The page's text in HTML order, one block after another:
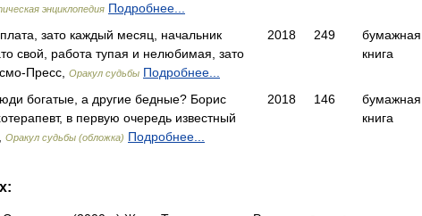
энциклопедия Подробнее...
зато каждый месяц, начальник
свой, работа тупая и нелюбимая, зато
Пресс,
Оракул судьбы Подробнее...
2018 249
бумажная
книга
богатые, а другие бедные? Борис
в первую очередь известный
Оракул судьбы (обложка) Подробнее...
2018 146
бумажная
книга